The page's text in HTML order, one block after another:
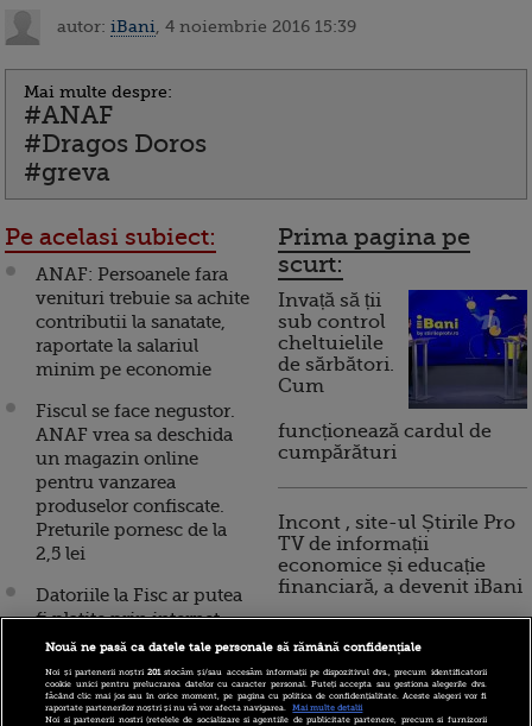
autor: iBani , 4 noiembrie 2016 15:39
Mai multe despre:
#ANAF
#Dragos Doros
#greva
Pe acelasi subiect:
ANAF: Persoanele fara
venituri trebuie sa achite
contributii la sanatate,
raportate la salariul
minim pe economie
Fiscul se face negustor.
ANAF vrea sa deschida
un magazin online
pentru vanzarea
produselor confiscate.
Preturile pornesc de la
2,5 lei
Datoriile la Fisc ar putea
fi platite prin internet
banking. In ce conditii
va putea sa popreasca
ANAF conturile
datornicilor
Prima pagina pe
scurt:
Invață să ții
sub control
cheltuielile
de sărbători.
Cum
funcționează cardul de
cumpărături
Incont , site-ul Știrile Pro
TV de informații
economice și educație
financiară, a devenit iBani
10 reguli pentru decizii
financiare inteligente
Nouă ne pasă ca datele tale personale să rămână confidențiale
Noi și partenerii noștri201stocăm și/sau accesăm informații pe dispozitivul dvs., precum identificatorii
cookie unici pentru prelucrarea datelor cu caracter personal. Puteți accepta sau gestiona alegerile dvs.
făcând clic mai jos sau în orice moment, pe pagina cu politica de confidențialitate. Aceste alegeri vor fi
raportate partenerilor noștri și nu vă vor afecta navigarea.
Mai multe detalii
Noi si partenerii nostri (retelele de socializare si agentiile de publicitate partenere, precum si furnizorii